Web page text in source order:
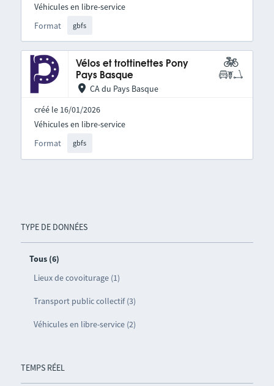
TYPE DE DONNÉES
Tous (6)
Lieux de covoiturage (1)
Transport public collectif (3)
Véhicules en libre-service (2)
TEMPS RÉEL
Format gbfs
Véhicules en libre-service
Vélos et trottinettes Pony
Pays Basque
CA du Pays Basque
créé le 16/01/2026
Format gbfs
Véhicules en libre-service